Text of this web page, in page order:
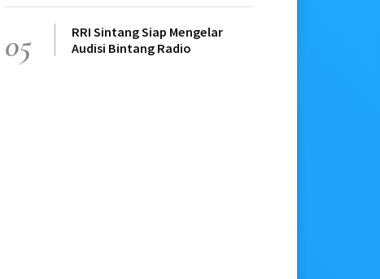
05
RRI Sintang Siap Mengelar
Audisi Bintang Radio